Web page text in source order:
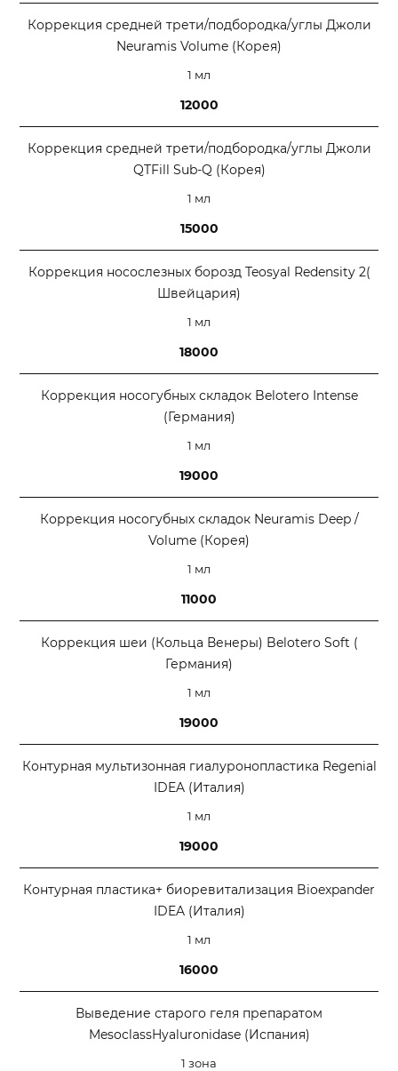
Коррекция средней трети/подбородка/углы Джоли
Neuramis Volume (Корея)
1 мл
12000
Коррекция средней трети/подбородка/углы Джоли
QTFill Sub-Q (Корея)
1 мл
15000
Коррекция носослезных борозд Teosyal Redensity 2(
Швейцария)
1 мл
18000
Коррекция носогубных складок Belotero Intense
(Германия)
1 мл
19000
Коррекция носогубных складок Neuramis Deep /
Volume (Корея)
1 мл
11000
Коррекция шеи (Кольца Венеры) Belotero Soft (
Германия)
1 мл
19000
Контурная мультизонная гиалуронопластика Regenial
IDEA (Италия)
1 мл
19000
Контурная пластика+ биоревитализация Bioexpander
IDEA (Италия)
1 мл
16000
Выведение старого геля препаратом
MesoclassHyaluronidase (Испания)
1 зона